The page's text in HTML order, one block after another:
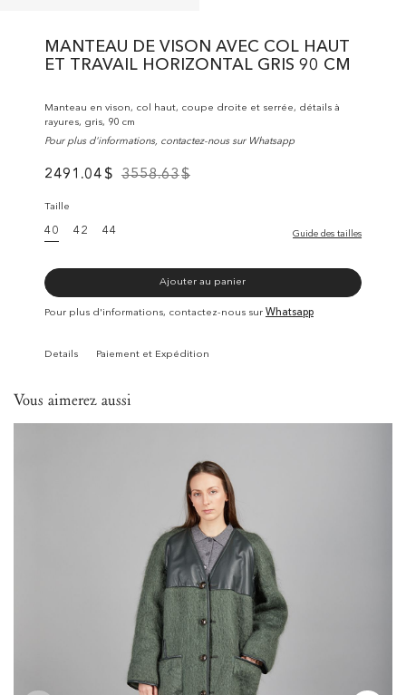
MANTEAU DE VISON AVEC COL HAUT
ET TRAVAIL HORIZONTAL GRIS 90 CM
Manteau en vison, col haut, coupe droite et serrée, détails à
rayures, gris, 90 cm
Pour plus d'informations, contactez-nous sur Whatsapp
2491.04$ 3558.63$
Taille
40 42 44 Guide des tailles
Ajouter au panier
Pour plus d'informations, contactez-nous sur Whatsapp
Details Paiement et Expédition
Vous aimerez aussi